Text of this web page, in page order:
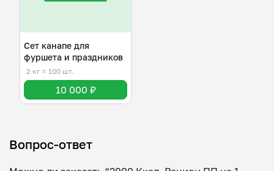
Сет канапе для
фуршета и праздников
2 кг ≈ 100 шт.
10 000 ₽
Вопрос-ответ